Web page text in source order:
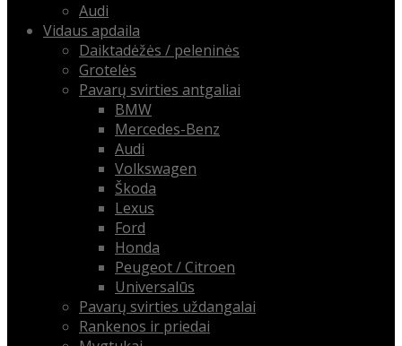
Audi
Vidaus apdaila
Daiktadėžės / peleninės
Grotelės
Pavarų svirties antgaliai
BMW
Mercedes-Benz
Audi
Volkswagen
Škoda
Lexus
Ford
Honda
Peugeot / Citroen
Universalūs
Pavarų svirties uždangalai
Rankenos ir priedai